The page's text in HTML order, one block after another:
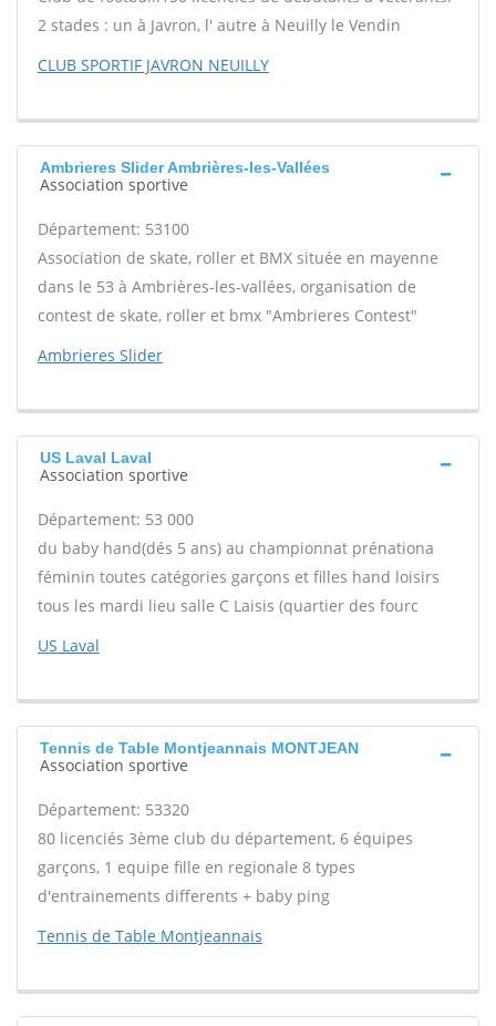
2 stades : un à Javron, l' autre à Neuilly le Vendin
CLUB SPORTIF JAVRON NEUILLY
Ambrieres Slider Ambrières-les-Vallées
Association sportive
Département: 53100
Association de skate, roller et BMX située en mayenne
dans le 53 à Ambrières-les-vallées, organisation de
contest de skate, roller et bmx "Ambrieres Contest"
Ambrieres Slider
US Laval Laval
Association sportive
Département: 53 000
du baby hand(dés 5 ans) au championnat prénationa
féminin toutes catégories garçons et filles hand loisirs
tous les mardi lieu salle C Laisis (quartier des fourc
US Laval
Tennis de Table Montjeannais MONTJEAN
Association sportive
Département: 53320
80 licenciés 3ème club du département, 6 équipes
garçons, 1 equipe fille en regionale 8 types
d'entrainements differents + baby ping
Tennis de Table Montjeannais